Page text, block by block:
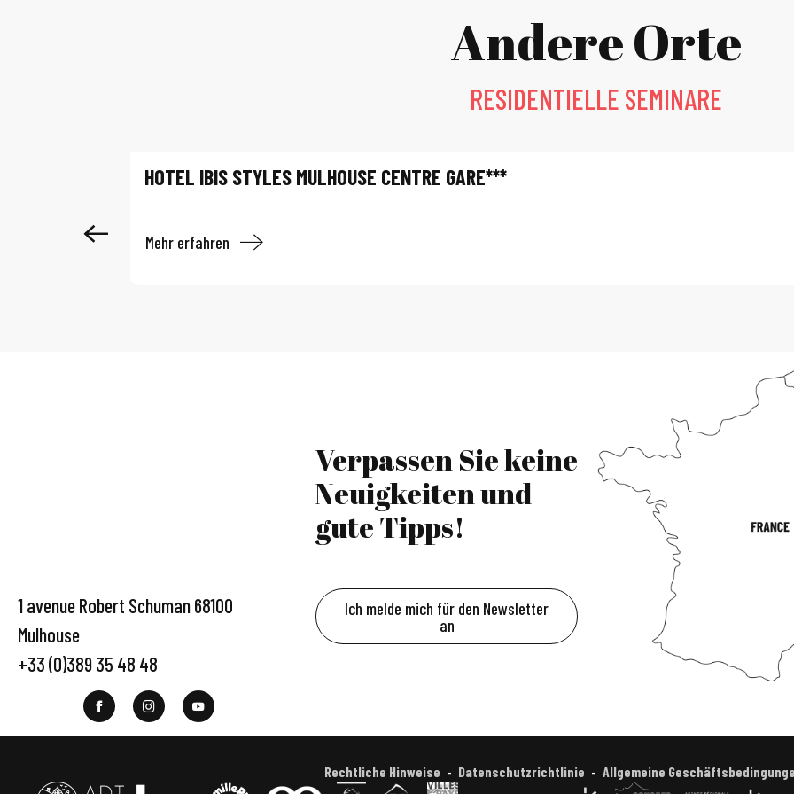
Andere Orte
RESIDENTIELLE SEMINARE
HOTEL IBIS STYLES MULHOUSE CENTRE GARE***
Mehr erfahren
1 avenue Robert Schuman 68100
Mulhouse
+33 (0)389 35 48 48
Verpassen Sie keine
Neuigkeiten und
gute Tipps!
Ich melde mich für den Newsletter
an
Rechtliche Hinweise Datenschutzrichtlinie Allgemeine